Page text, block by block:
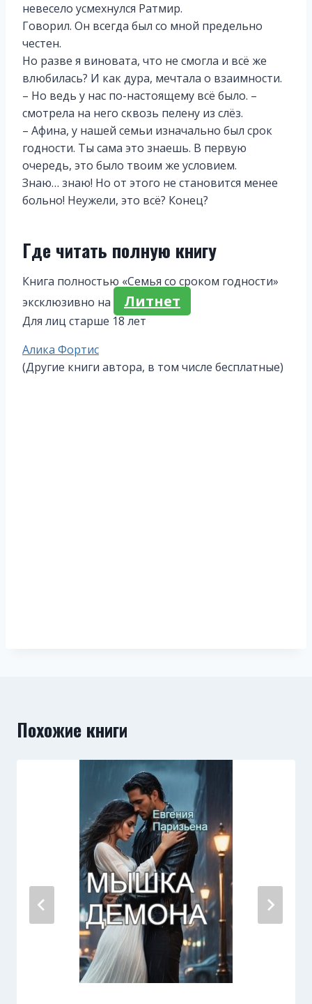
невесело усмехнулся Ратмир.
Говорил. Он всегда был со мной предельно
честен.
Но разве я виновата, что не смогла и всё же
влюбилась? И как дура, мечтала о взаимности.
– Но ведь у нас по-настоящему всё было. –
смотрела на него сквозь пелену из слёз.
– Афина, у нашей семьи изначально был срок
годности. Ты сама это знаешь. В первую
очередь, это было твоим же условием.
Знаю… знаю! Но от этого не становится менее
больно! Неужели, это всё? Конец?
Где читать полную книгу
Книга полностью «Семья со сроком годности»
эксклюзивно на
Литнет
Для лиц старше 18 лет
Метки
записи:
Алика Фортис
(Другие книги автора, в том числе бесплатные)
Похожие книги